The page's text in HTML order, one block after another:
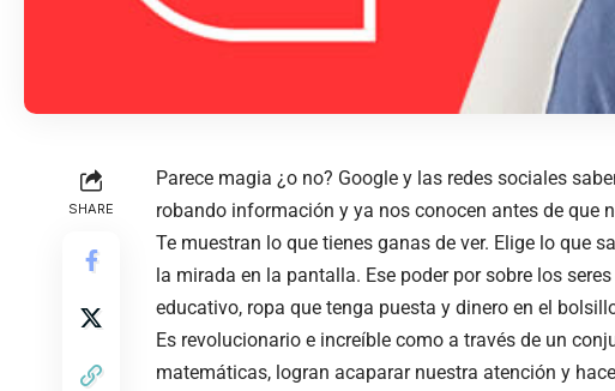
SHARE
Parece magia ¿o no? Google y las redes sociales
robando información y ya nos conocen antes de que
Te muestran lo que tienes ganas de ver. Elige lo que
la mirada en la pantalla. Ese poder por sobre los
educativo, ropa que tenga puesta y dinero en el
Es revolucionario e increíble como a través de un
matemáticas, logran acaparar nuestra atención y